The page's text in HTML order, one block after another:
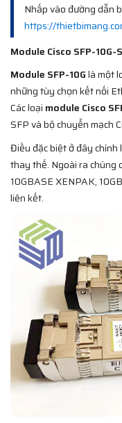
Nhấp vào đường dẫn
https://
Module Cisco SFP-10G-
Module SFP-10Glà một
những tùy chọn kết nối
Các loại module Cisco
SFP và bộ chuyển mạch
Điều đặc biệt ở đây
thay thế. Ngoài ra chúng
10GBASE XENPAK,
liên kết.